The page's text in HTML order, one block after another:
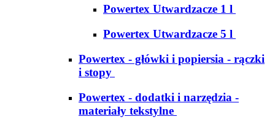
Powertex Utwardzacze 1 l
Powertex Utwardzacze 5 l
Powertex - główki i popiersia - rączki
i stopy
Powertex - dodatki i narzędzia -
materiały tekstylne